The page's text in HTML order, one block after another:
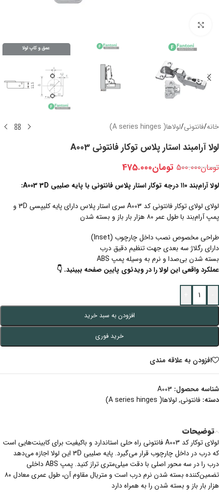
خانه/فانتونی/لولاها( A series hinges)
لولا آرامبند استار پلاس توکار فانتونی A003
تومان500.000 تومان475.000
لولا آرام‌بند ۱۱۰ درجه توکار استار پلاس فانتونی با پایه صلیبی A003 3D:
لولای لولای توکار فانتونی کد A003 سری استار پلاس دارای پایه کلیپسی 3D و
پمپ آرام‌بند با طول عمر ۸۰ هزار بار باز و بسته شدن
طراحی مخصوص نصب داخل چارچوب (Inset)
دارای رگلاژ سه بعدی جهت تنظیم دقیق درب
بسته شدن بی‌صدا و نرم به وسیله پمپ ABS
عملکرد واقعی این لولا را در ویدئوی پایین صفحه ببینید. 👇
افزودن به سبد خرید
خرید فوری
افزودن به علاقه مندی
شناسه محصول: A003
دسته: فانتونی, لولاها( A series hinges)
توضیحات
لولای توکار کد A003 فانتونی راه حلی استاندارد و باکیفیت برای کابینت‌هایی است
که درب در داخل چارچوب قرار می‌گیرد. پایه صلیبی 3D این لولا اجازه می‌دهد
درب را در سه محور اصلی با دقت میلی‌متری تراز کنید. پمپ ABS داخلی
تضمین‌کننده بسته شدن نرم درب است و متریال مقاوم آن، طول عمری معادل ۸۰
هزار بار باز و بسته شدن را به همراه دارد